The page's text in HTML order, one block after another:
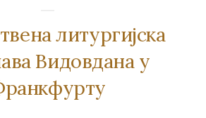
литургијска
Видовдана у